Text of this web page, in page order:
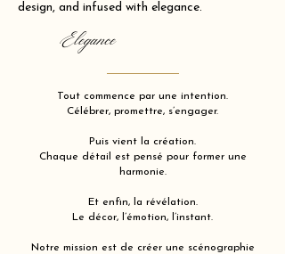
design, and infused with elegance.
Elegance
Tout commence par une intention.
Célébrer, promettre, s’engager.
Puis vient la création.
Chaque détail est pensé pour former une
harmonie.
Et enfin, la révélation.
Le décor, l’émotion, l’instant.
Notre mission est de créer une scénographie